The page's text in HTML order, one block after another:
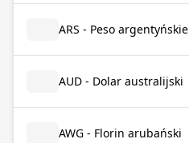
ARS - Peso argentyńskie
AUD - Dolar australijski
AWG - Florin arubański